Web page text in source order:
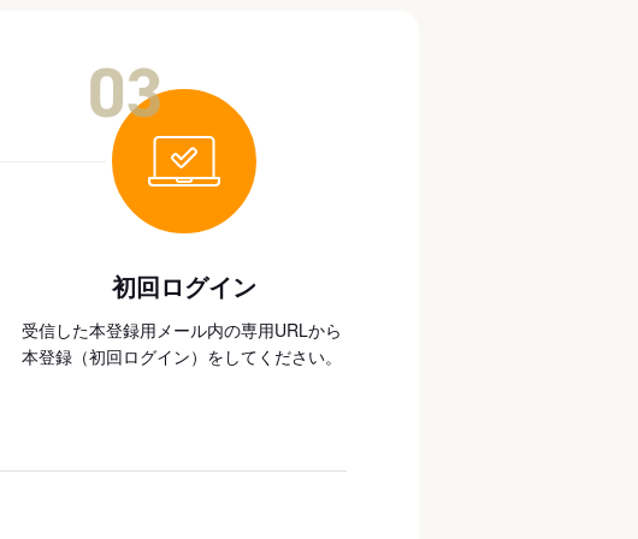
初回ログイン
受信した本登録用メール内の専用URLから
本登録（初回ログイン）をしてください。